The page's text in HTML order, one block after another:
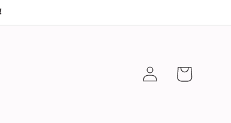
PrisijungtiKrepšelis